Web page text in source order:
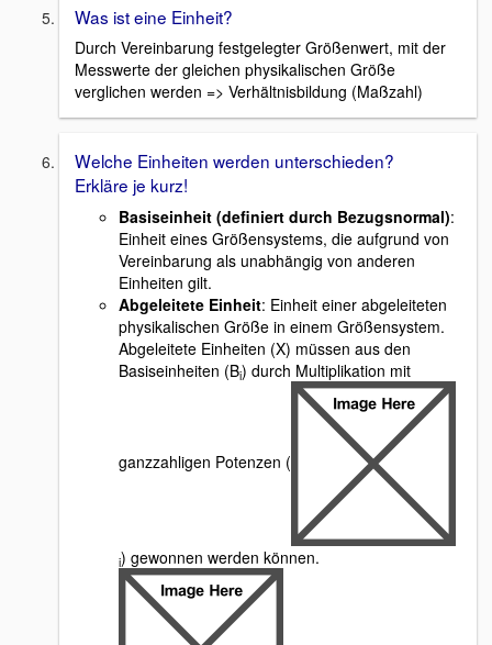
Was ist eine Einheit?
Durch Vereinbarung festgelegter Größenwert, mit der
Messwerte der gleichen physikalischen Größe
verglichen werden => Verhältnisbildung (Maßzahl)
Welche Einheiten werden unterschieden?
Erkläre je kurz!
Basiseinheit (definiert durch Bezugsnormal):
Einheit eines Größensystems, die aufgrund von
Vereinbarung als unabhängig von anderen
Einheiten gilt.
Abgeleitete Einheit: Einheit einer abgeleiteten
physikalischen Größe in einem Größensystem.
Abgeleitete Einheiten (X) müssen aus den
Basiseinheiten (Bi) durch Multiplikation mit
ganzzahligen Potenzen (
i) gewonnen werden können.